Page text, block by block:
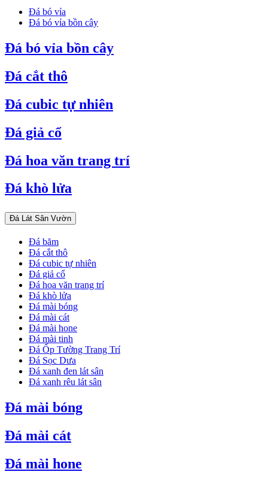
Đá bó vỉa
Đá bó vỉa bồn cây
Đá bó vỉa bồn cây
Đá cắt thô
Đá cubic tự nhiên
Đá giả cổ
Đá hoa văn trang trí
Đá khò lửa
Đá Lát Sân Vườn
Đá băm
Đá cắt thô
Đá cubic tự nhiên
Đá giả cổ
Đá hoa văn trang trí
Đá khò lửa
Đá mài bóng
Đá mài cát
Đá mài hone
Đá mài tinh
Đá Ốp Tường Trang Trí
Đá Sọc Dưa
Đá xanh đen lát sân
Đá xanh rêu lát sân
Đá mài bóng
Đá mài cát
Đá mài hone